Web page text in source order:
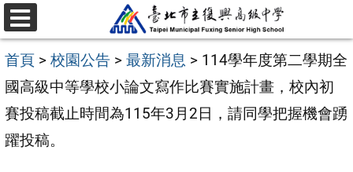
跳
至
主
要
內
容
選
單
首頁 > 校園公告 > 最新消息 > 114學年度第二學期全
國高級中等學校小論文寫作比賽實施計畫，校內初
賽投稿截止時間為115年3月2日，請同學把握機會踴
躍投稿。